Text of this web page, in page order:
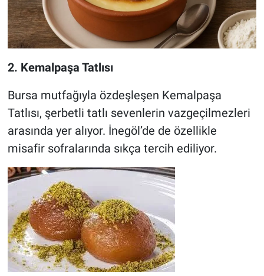
2. Kemalpaşa Tatlısı
Bursa mutfağıyla özdeşleşen Kemalpaşa
Tatlısı, şerbetli tatlı sevenlerin vazgeçilmezleri
arasında yer alıyor. İnegöl’de de özellikle
misafir sofralarında sıkça tercih ediliyor.